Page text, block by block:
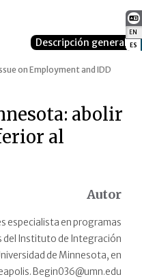
EN
ES
del sitio web
Descripción general
on Employment and IDD
abolir
al
Autor
especialista en programas
del Instituto de Integración
de Minnesota, en
Begin036@umn.edu